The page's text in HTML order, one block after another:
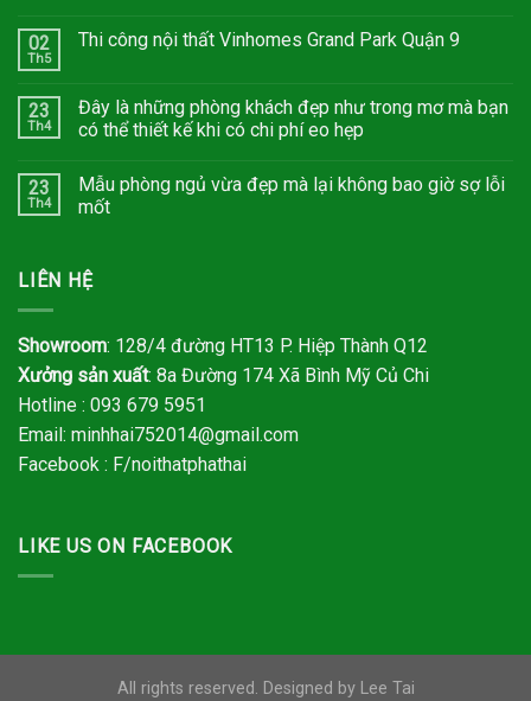
02
Th5
Thi công nội thất Vinhomes Grand Park Quận 9
23
Th4
Đây là những phòng khách đẹp như trong mơ mà bạn
có thể thiết kế khi có chi phí eo hẹp
23
Th4
Mẫu phòng ngủ vừa đẹp mà lại không bao giờ sợ lỗi
mốt
LIÊN HỆ
Showroom: 128/4 đường HT13 P. Hiệp Thành Q12
Xưởng sản xuất: 8a Đường 174 Xã Bình Mỹ Củ Chi
Hotline : 093 679 5951
Email: minhhai752014@gmail.com
Facebook : F/noithatphathai
LIKE US ON FACEBOOK
All rights reserved. Designed by Lee Tai